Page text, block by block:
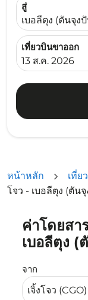
สู่
เบอลีตุง (ตันจุง
เที่ยวบินขาออก
fc-booking-
13 ส.ค. 2026
หน้าหลัก เที่ย
โจว - เบอลีตุง (ตัน
ค่าโดยสา
เบอลีตุง (
จาก
ลองอัปเดตเส้